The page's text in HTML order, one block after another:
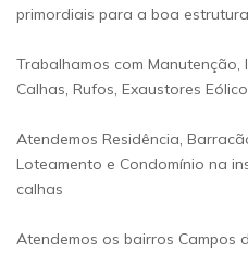
primordiais para a boa
Trabalhamos com
Calhas, Rufos, Exaustores
Atendemos Residência,
Loteamento e Condomínio na
calhas
Atendemos os bairros Campos